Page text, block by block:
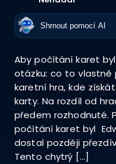
Shrnout pomocí AI
Aby počítání karet
otázku: co to vlastně
karetní hra, kde
karty. Na rozdíl od
předem rozhodnuté.
počítání karet byl
dostal později
Tento chytrý […]